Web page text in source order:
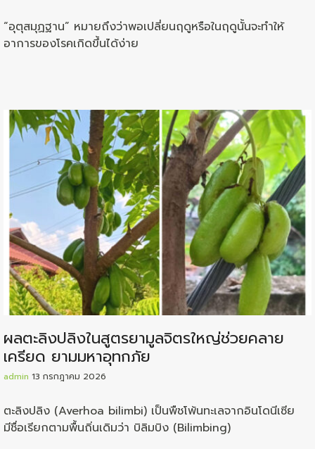
“อุตุสมุฏฐาน” หมายถึงว่าพอเปลี่ยนฤดูหรือในฤดูนั้นจะทำให้
อาการของโรคเกิดขึ้นได้ง่าย
ผลตะลิงปลิงในสูตรยามูลจิตรใหญ่ช่วยคลาย
เครียด ยามมหาอุทกภัย
admin 13 กรกฎาคม 2026
ตะลิงปลิง (Averhoa bilimbi) เป็นพืชโพ้นทะเลจากอินโดนีเซีย
มีชื่อเรียกตามพื้นถิ่นเดิมว่า บิลิมบิง (Bilimbing)